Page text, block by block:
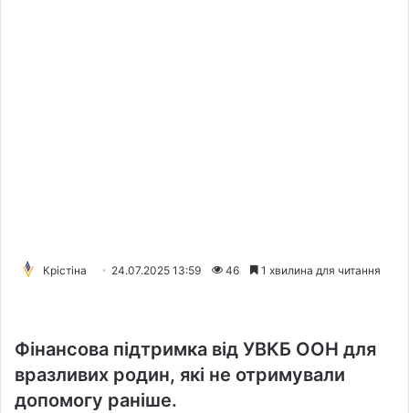
Крістіна 24.07.2025 13:59 46 1 хвилина для читання
Фінансова підтримка від УВКБ ООН для
вразливих родин, які не отримували
допомогу раніше.